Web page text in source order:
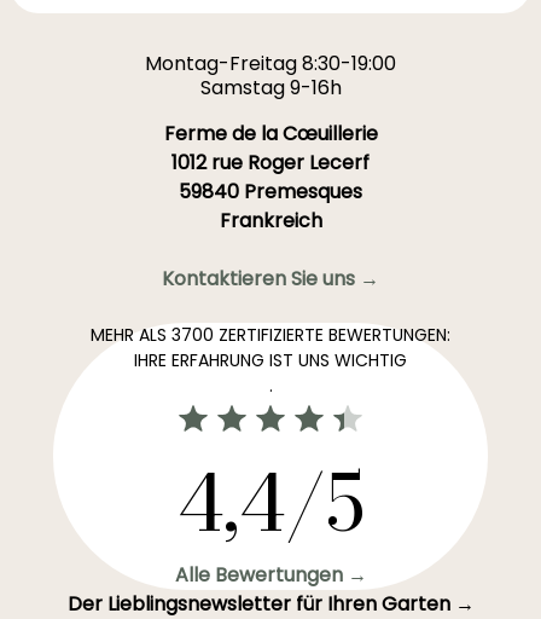
Montag-Freitag 8:30-19:00
Samstag 9-16h
Ferme de la Cœuillerie
1012 rue Roger Lecerf
59840 Premesques
Frankreich
Kontaktieren Sie uns →
MEHR ALS 3700 ZERTIFIZIERTE BEWERTUNGEN:
IHRE ERFAHRUNG IST UNS WICHTIG
.
4,4/5
Alle Bewertungen →
Der Lieblingsnewsletter für Ihren Garten →